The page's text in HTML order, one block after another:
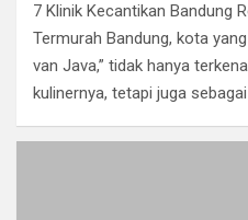
7 Klinik Kecantikan Bandung
Termurah Bandung, kota
van Java,” tidak hanya
kulinernya, tetapi juga